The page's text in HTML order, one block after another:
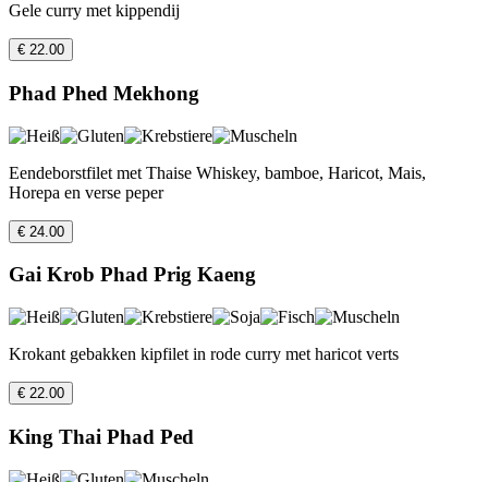
Gele curry met kippendij
€ 22.00
Phad Phed Mekhong
Eendeborstfilet met Thaise Whiskey, bamboe, Haricot, Mais,
Horepa en verse peper
€ 24.00
Gai Krob Phad Prig Kaeng
Krokant gebakken kipfilet in rode curry met haricot verts
€ 22.00
King Thai Phad Ped